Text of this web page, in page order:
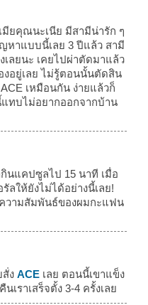
มียคุณนะเนีย มีสามีน่ารัก ๆ
หาแบบนี้เลย 3 ปีแล้ว สามี
เลยนะ เคยไปผ่าตัดมาแล้ว
อยู่เลย ไม่รู้ตอนนั้นตัดสิน
เหมือนกัน ง่ายแล้วก็
ทบไม่อยากออกจากบ้าน
นแคปซูลไป 15 นาที เมื่อ
ให้ยังไม่ได้อย่างนี้เลย!
วามสัมพันธ์ของผมกะแฟน
สั่ง ACE เลย ตอนนี้เขาแข็ง
เราเสร็จตั้ง 3-4 ครั้งเลย